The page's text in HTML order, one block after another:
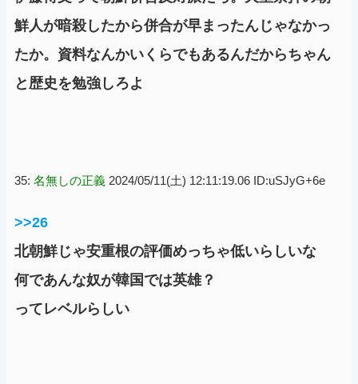
鮮人が暗殺したから併合が早まったんじゃなかっ
たか。資料なんかいくらでもあるんだからちゃん
と歴史を勉強しろよ
35: 名無しの正義 2024/05/11(土) 12:11:19.06 ID:uSJyG+6e
>>26
北朝鮮じゃ安重根の評価めっちゃ低いらしいな
何であんな奴が韓国では英雄？
ってレベルらしい